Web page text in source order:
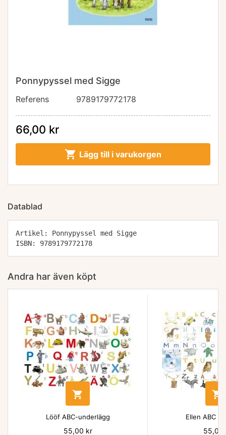
Ponnypyssel med Sigge
Referens 9789179772178
66,00 kr
 Lägg till i varukorgen
Datablad
Artikel: Ponnypyssel med Sigge
ISBN: 9789179772178
Andra har även köpt

Lööf ABC-underlägg
Pris
55,00 kr

Ellen ABC
Pris
55,00